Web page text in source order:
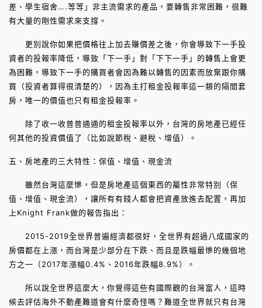
差、學生宿舍….等等」非主流需求的產品，要轉售非常困難，很難
有大量的剛性需求來支撐。
更別說你如果把價格往上加去賺價差之後，你會導致下一手投
資者的投報率降低，導致「下一手」對「下下一手」的轉售上會更
為困難，導致下一手的購買者會因為難以轉售的因素而放棄跟你購
買（投資者算得很清楚的），因為主打租金投報率這一類的隔間套
房，唯一的價值也只有租金投報率。
除了收一收普普通通的租金投報率以外，台灣的房地產已經任
何其他的投資價值了（比如說節稅、避稅、增值）。
五、房地產的三大特性：保值、增值、現金流
雖然台灣這麼慘，但是房地產這個東西的屬性非常特別（保
值、增值、現金流），讓所有有錢人都會把資產放進去配置，再加
上Knight Frank做的報告指出：
2015-2019全世界普遍經濟都很好，全世界有超過八成國家的
房價都在上漲，而台灣是少部分在下跌、而且是跌幅最慘的幾個地
方之一（2017年漲幅0.4%、2016年跌幅8.9%）。
所以說全世界這麼大，你覺得這些有國際觀的台灣富人，這時
候去評估海外不動產難道會有什麼奇怪嗎？難道全世界就只有台灣